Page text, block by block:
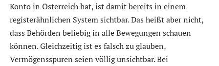
Konto in Österreich hat, ist damit bereits in einem
registerähnlichen System sichtbar. Das heißt aber nicht,
dass Behörden beliebig in alle Bewegungen schauen
können. Gleichzeitig ist es falsch zu glauben,
Vermögensspuren seien völlig unsichtbar. Bei